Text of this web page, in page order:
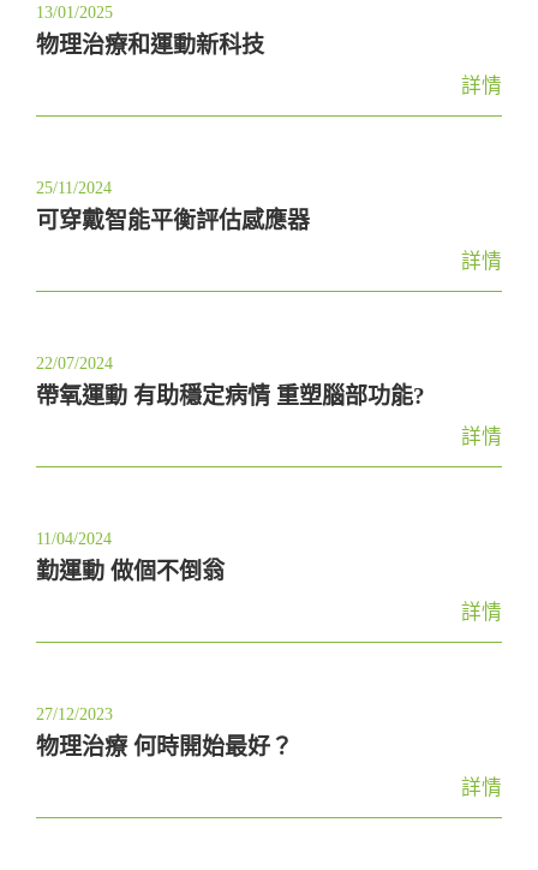
13/01/2025
物理治療和運動新科技
詳情
25/11/2024
可穿戴智能平衡評估感應器
詳情
22/07/2024
帶氧運動 有助穩定病情 重塑腦部功能?
詳情
11/04/2024
勤運動 做個不倒翁
詳情
27/12/2023
物理治療 何時開始最好？
詳情